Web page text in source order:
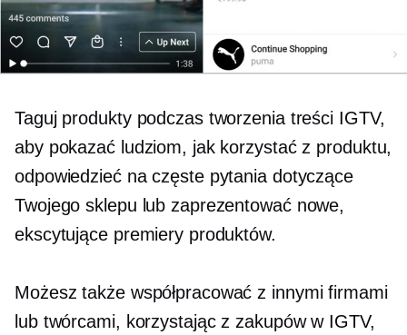
Taguj produkty podczas tworzenia treści IGTV,
aby pokazać ludziom, jak korzystać z produktu,
odpowiedzieć na częste pytania dotyczące
Twojego sklepu lub zaprezentować nowe,
ekscytujące premiery produktów.
Możesz także współpracować z innymi firmami
lub twórcami, korzystając z zakupów w IGTV,